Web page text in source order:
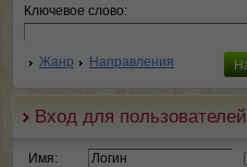
Ключевое слово:
Жанр Направления
Вход для пользователей
Имя: